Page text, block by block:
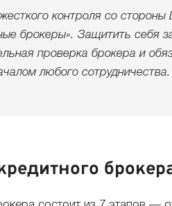
контроля со
брокеры». Защитить себя
проверка брокера и
любого сотрудничества.